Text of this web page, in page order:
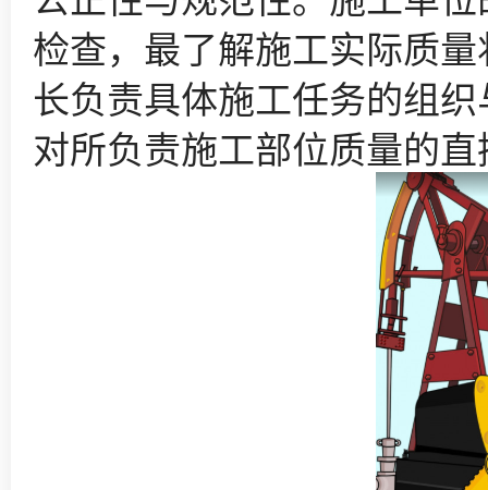
检查，最了解施工实际质
长负责具体施工任务的组
对所负责施工部位质量的